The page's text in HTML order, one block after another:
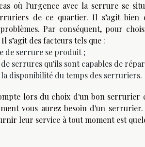
où l'urgence avec la serrure se
de ce quartier. Il s’agit
Par conséquent, pour
s’agit des facteurs tels que :
de serrure se produit ;
serrures qu'ils sont capables de
disponibilité du temps des serruriers.
lors du choix d'un bon serrurier
vous aurez besoin d'un
leur service à tout moment est